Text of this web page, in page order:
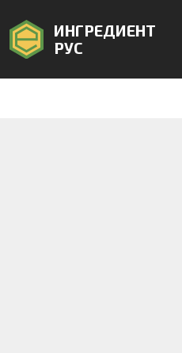
ИНГРЕДИЕНТ
РУС